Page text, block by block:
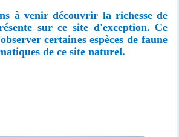
à venir découvrir la richesse de
sur ce site d'exception. Ce
certaines espèces de faune
de ce site naturel.